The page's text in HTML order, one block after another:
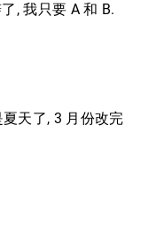
, 我只要 A 和 B.
天了, 3 月份改完